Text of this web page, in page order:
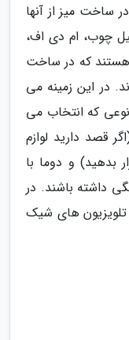
ساخت میز از آنها
چوب، ام دی اف،
هستند که در ساخت
در این زمینه می
نوعی که انتخاب می
قصد دارید لوازم
بدهید) و دوما با
داشته باشند. در
های شیک